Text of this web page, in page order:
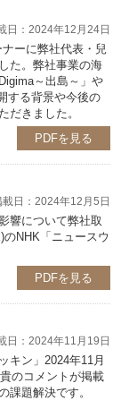
日：2024年12月24日
ーに弊社代表・兒
た。弊社事業の海
～出島～」や
する背景や今後の
だきました。
PDFを見る
載日：2024年12月5日
響について弊社取
NHK「ニュースウ
PDFを見る
日：2024年11月19日
キン」2024年11月
のコメントが掲載
課題解決です。